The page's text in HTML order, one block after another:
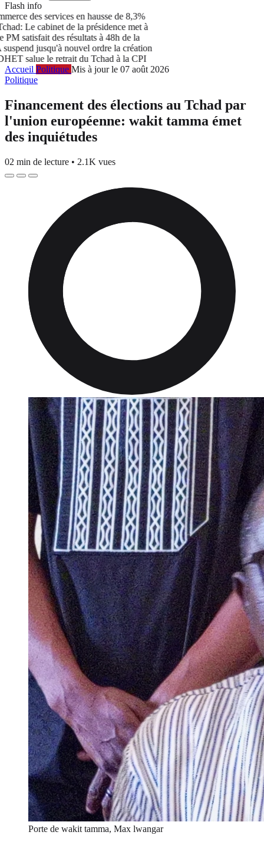
Flash info
des services en hausse de 8,3%
Le cabinet de la présidence met à
satisfait des résultats à 48h de la
jusqu'à nouvel ordre la création
salue le retrait du Tchad à la CPI
Accueil Politique Mis à jour le 07 août 2026
Politique
Financement des élections au Tchad par
l'union européenne: wakit tamma émet
des inquiétudes
02 min de lecture • 2.1K vues
Porte de wakit tamma, Max lwangar